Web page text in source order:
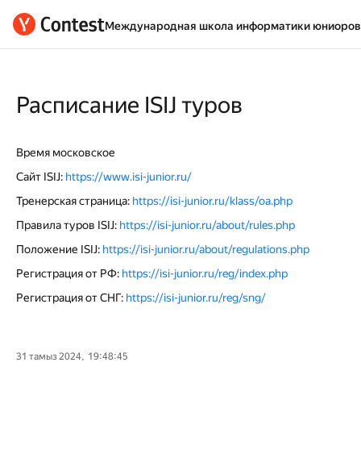
Международная школа информатики юниоров
Расписание ISIJ туров
Время московское
Сайт ISIJ: https://www.isi-junior.ru/
Тренерская страница: https://isi-junior.ru/klass/oa.php
Правила туров ISIJ: https://isi-junior.ru/about/rules.php
Положение ISIJ: https://isi-junior.ru/about/regulations.php
Регистрация от РФ: https://isi-junior.ru/reg/index.php
Регистрация от СНГ: https://isi-junior.ru/reg/sng/
31 тамыз 2024, 19:48:45